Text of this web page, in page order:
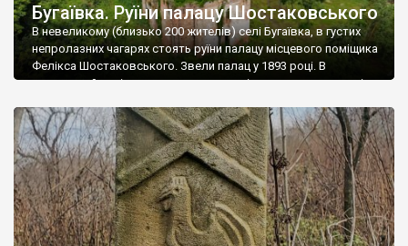
Бугаївка. Руїни палацу Шостаковського
В невеликому (близько 200 жителів) селі Бугаївка, в густих
непролазних чагарях стоять руїни палацу місцевого поміщика
Фелікса Шостаковського. Звели палац у 1893 році. В
радянський період у ньому спочатку містилася школа, потім
століття тут розмістили туберкульозну лікарню. Коли із
палацу виїхала лікарня – ми точно не […]